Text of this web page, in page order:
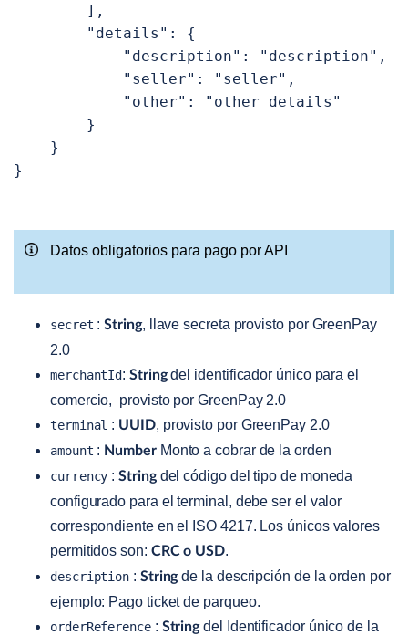
        ],
        "details": {
            "description": "description",
            "seller": "seller",
            "other": "other details"
        }
    }
}
Datos obligatorios para pago por API
secret :String, llave secreta provisto por GreenPay
2.0
merchantId:Stringdel identificador único para el
comercio, provisto por GreenPay 2.0
terminal : UUID, provisto por GreenPay 2.0
amount : NumberMonto a cobrar de la orden
currency :Stringdel código del tipo de moneda
configurado para el terminal, debe ser el valor
correspondiente en el ISO 4217. Los únicos valores
permitidos son: CRC o USD.
description : Stringde la descripción de la orden por
ejemplo: Pago ticket de parqueo.
orderReference: Stringdel Identificador único de la